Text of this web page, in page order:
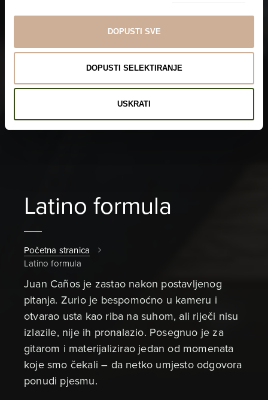
DOPUSTI SVE
DOPUSTI SELEKTIRANJE
USKRATI
Latino formula
Početna stranica
Latino formula
Juan Caños je zastao nakon postavljenog
pitanja. Zurio je bespomoćno u kameru i
otvarao usta kao riba na suhom, ali riječi nisu
izlazile, nije ih pronalazio. Posegnuo je za
gitarom i materijalizirao jedan od momenata
koje smo čekali – da netko umjesto odgovora
ponudi pjesmu.